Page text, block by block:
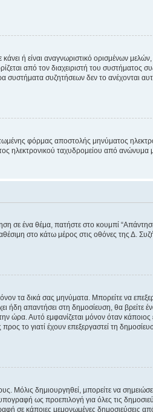
ή είναι αναγνωριστικό ορισμένων μελών,
από τον διαχειριστή του συστήματος
συζητήσεων δεν το ανέχονται
φόρμας αποστολής μηνύματος
ηλεκτρονικού ταχυδρομείου από ανώνυμα
σε ένα θέμα, πατήστε στο κουμπί
στο κάτω μέρος στις οθόνες της Δ.
τα δικά σας μηνύματα. Μπορείτε να
ήδη απαντήσει στη δημοσίευση, θα βρείτε
ώρα. Αυτό εμφανίζεται μόνον όταν κάποιος
το γιατί έχουν επεξεργαστεί τη
δημιουργηθεί, μπορείτε να
ως προεπιλογή για όλες τις
σε κάποιες μεμονωμένες δημοσιεύσεις